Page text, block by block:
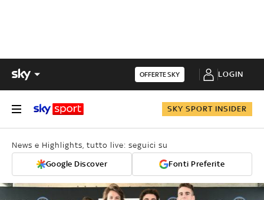
OFFERTE SKY LOGIN
SKY SPORT INSIDER
News e Highlights, tutto live: seguici su
Google Discover Fonti Preferite